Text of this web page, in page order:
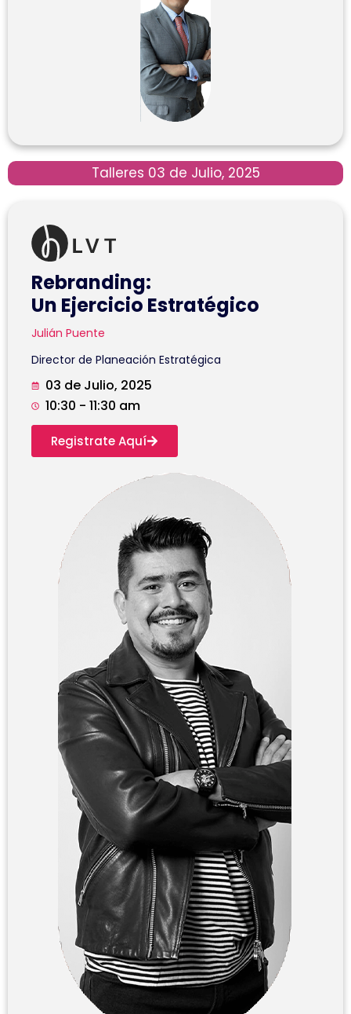
Talleres 03 de Julio, 2025
Rebranding:
Un Ejercicio Estratégico
Julián Puente
Director de Planeación Estratégica
03 de Julio, 2025
10:30 - 11:30 am
Registrate Aquí